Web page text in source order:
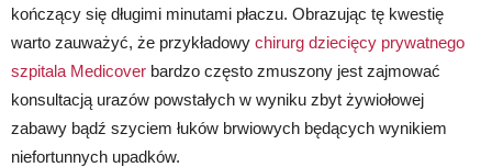
kończący się długimi minutami płaczu. Obrazując tę kwestię
warto zauważyć, że przykładowy chirurg dziecięcy prywatnego
szpitala Medicover bardzo często zmuszony jest zajmować
konsultacją urazów powstałych w wyniku zbyt żywiołowej
zabawy bądź szyciem łuków brwiowych będących wynikiem
niefortunnych upadków.